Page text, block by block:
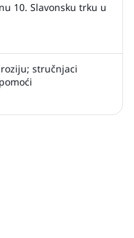
10. Slavonsku trku u
stručnjaci